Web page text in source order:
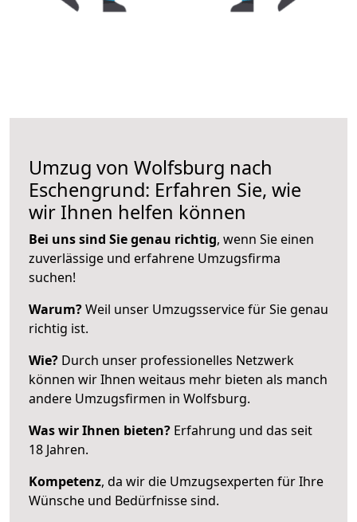
Umzug von Wolfsburg nach
Eschengrund: Erfahren Sie, wie
wir Ihnen helfen können
Bei uns sind Sie genau richtig, wenn Sie einen
zuverlässige und erfahrene Umzugsfirma
suchen!
Warum?Weil unser Umzugsservice für Sie genau
richtig ist.
Wie? Durch unser professionelles Netzwerk
können wir Ihnen weitaus mehr bieten als manch
andere Umzugsfirmen in Wolfsburg.
Was wir Ihnen bieten? Erfahrung und das seit
18 Jahren.
Kompetenz, da wir die Umzugsexperten für Ihre
Wünsche und Bedürfnisse sind.